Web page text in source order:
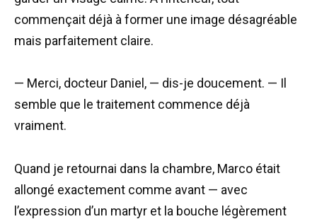
commençait déjà à former une image désagréable
mais parfaitement claire.
— Merci, docteur Daniel, — dis-je doucement. — Il
semble que le traitement commence déjà
vraiment.
Quand je retournai dans la chambre, Marco était
allongé exactement comme avant — avec
l’expression d’un martyr et la bouche légèrement